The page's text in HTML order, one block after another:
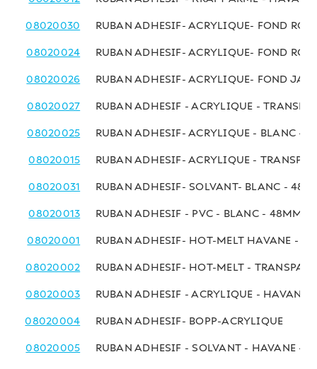
08020030 RUBAN ADHESIF- ACRYLIQUE- FOND
08020024 RUBAN ADHESIF- ACRYLIQUE- FOND
08020026 RUBAN ADHESIF- ACRYLIQUE- FOND
08020027 RUBAN ADHESIF - ACRYLIQUE -
08020025 RUBAN ADHESIF- ACRYLIQUE - BLANC -
08020015 RUBAN ADHESIF- ACRYLIQUE -
08020031 RUBAN ADHESIF- SOLVANT- BLANC -
08020013 RUBAN ADHESIF - PVC - BLANC -
08020001 RUBAN ADHESIF- HOT-MELT HAVANE -
08020002 RUBAN ADHESIF- HOT-MELT -
08020003 RUBAN ADHESIF - ACRYLIQUE - HAVANE
08020004 RUBAN ADHESIF- BOPP-ACRYLIQUE
08020005 RUBAN ADHESIF - SOLVANT - HAVANE -